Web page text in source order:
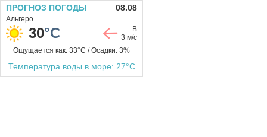
ПРОГНОЗ ПОГОДЫ 08.08
Альгеро
30°C
В
3 м/с
Ощущается как: 33°C / Осадки: 3%
Температура воды в море: 27°C